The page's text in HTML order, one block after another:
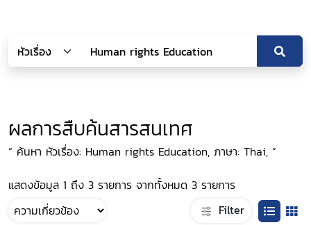
ผลการสืบค้นสารสนเทศ
“ ค้นหา หัวเรื่อง: Human rights Education, ภาษา: Thai, ”
แสดงข้อมูล 1 ถึง 3 รายการ จากทั้งหมด 3 รายการ
Filter